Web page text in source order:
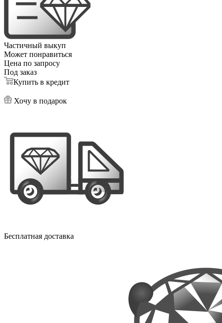
Частичный выкуп
Может понравиться
Цена по запросу
Под заказ
Купить в кредит
Хочу в подарок
Бесплатная доставка